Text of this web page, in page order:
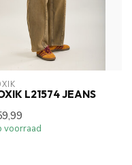
L21574 JEANS
voorraad